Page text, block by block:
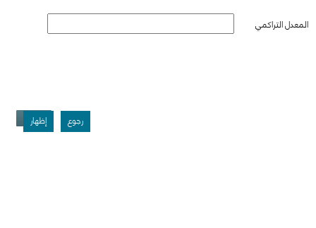
المعدل التراكمي
رجوع إظهار